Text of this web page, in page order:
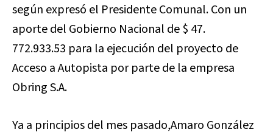
según expresó el Presidente Comunal. Con un
aporte del Gobierno Nacional de $ 47.
772.933.53 para la ejecución del proyecto de
Acceso a Autopista por parte de la empresa
Obring S.A.
Ya a principios del mes pasado,Amaro González